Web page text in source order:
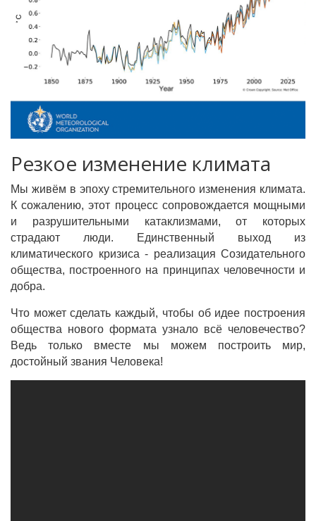
Резкое изменение климата
Мы живём в эпоху стремительного изменения климата.
К сожалению, этот процесс сопровождается мощными
и разрушительными катаклизмами, от которых
страдают люди. Единственный выход из
климатического кризиса - реализация Созидательного
общества, построенного на принципах человечности и
добра.
Что может сделать каждый, чтобы об идее построения
общества нового формата узнало всё человечество?
Ведь только вместе мы можем построить мир,
достойный звания Человека!